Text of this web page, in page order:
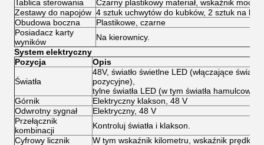
Tablica sterowania
Czarny plastikowy materiał, wskaźnik mocy
Zestawy do napojów 4 sztuk uchwytów do kubków, 2 sztuk na
Obudowa boczna
Plastikowe, czarne
Posiadacz karty
wyników
Na kierownicy.
System elektryczny
Pozycja
Opis
Światła
48V, światło świetlne LED (włączające
pozycyjne),
tylne światła LED (w tym światła hamulcowe i
Górnik
Elektryczny klakson, 48 V
Odwrotny sygnał
Elektryczny, 48 V
Przełącznik
kombinacji
Kontroluj światła i klakson.
Cyfrowy licznik
W tym wskaźnik kilometru, wskaźnik